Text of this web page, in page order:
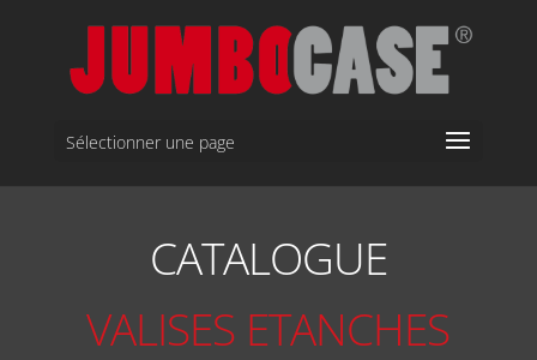
Sélectionner une page
CATALOGUE
VALISES ETANCHES